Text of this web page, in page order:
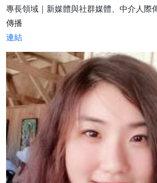
專長領域｜新媒體與社群媒體、中介人際
傳播
連結